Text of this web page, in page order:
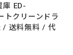
庫 ED-
トクリーンドラ
/ 送料無料 / 代